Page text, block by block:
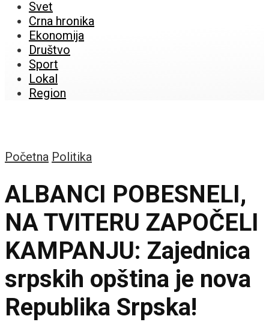
Svet
Crna hronika
Ekonomija
Društvo
Sport
Lokal
Region
Početna Politika
ALBANCI POBESNELI,
NA TVITERU ZAPOČELI
KAMPANJU: Zajednica
srpskih opština je nova
Republika Srpska!